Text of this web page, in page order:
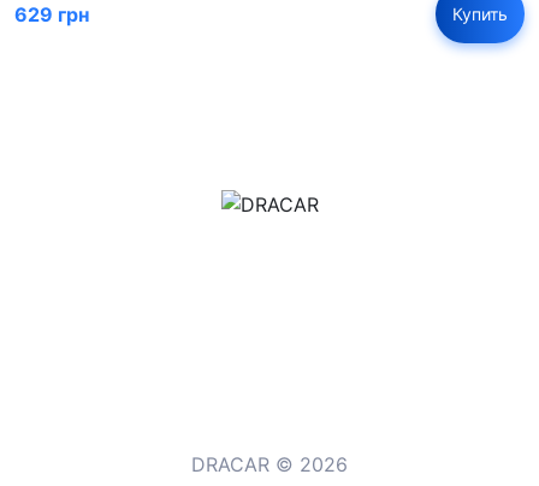
629 грн Купить
DRACAR © 2026